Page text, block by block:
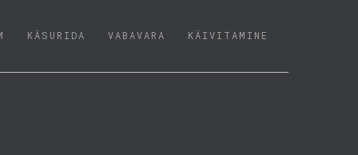
KÄSURIDA VABAVARA KÄIVITAMINE